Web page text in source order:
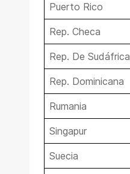
Puerto Rico
Rep. Checa
Rep. De Sudáfrica
Rep. Dominicana
Rumania
Singapur
Suecia